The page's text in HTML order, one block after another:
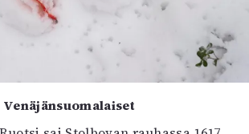
Venäjänsuomalaiset